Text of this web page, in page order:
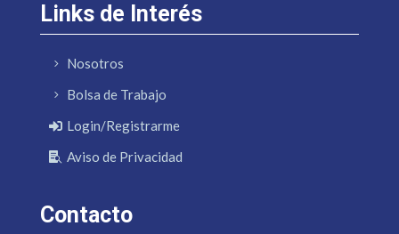
Links de Interés
Nosotros
Bolsa de Trabajo
Login/Registrarme
Aviso de Privacidad
Contacto